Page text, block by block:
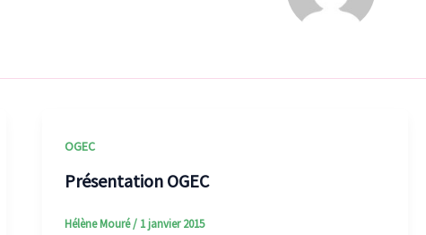
OGEC
Présentation OGEC
Hélène Mouré/ 1 janvier 2015